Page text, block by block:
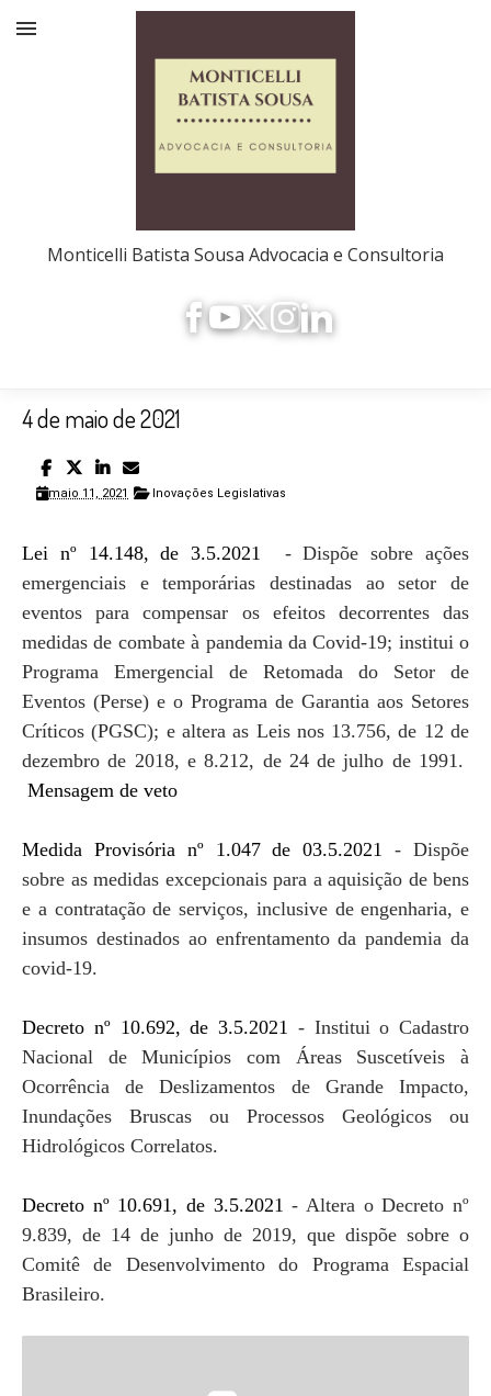
Monticelli Batista Sousa Advocacia e Consultoria
4 de maio de 2021
maio 11, 2021 Inovações Legislativas
Lei nº 14.148, de 3.5.2021 - Dispõe sobre ações
emergenciais e temporárias destinadas ao setor de
eventos para compensar os efeitos decorrentes das
medidas de combate à pandemia da Covid-19; institui o
Programa Emergencial de Retomada do Setor de
Eventos (Perse) e o Programa de Garantia aos Setores
Críticos (PGSC); e altera as Leis nos 13.756, de 12 de
dezembro de 2018, e 8.212, de 24 de julho de 1991.
Mensagem de veto
Medida Provisória nº 1.047 de 03.5.2021 - Dispõe
sobre as medidas excepcionais para a aquisição de bens
e a contratação de serviços, inclusive de engenharia, e
insumos destinados ao enfrentamento da pandemia da
covid-19.
Decreto nº 10.692, de 3.5.2021 - Institui o Cadastro
Nacional de Municípios com Áreas Suscetíveis à
Ocorrência de Deslizamentos de Grande Impacto,
Inundações Bruscas ou Processos Geológicos ou
Hidrológicos Correlatos.
Decreto nº 10.691, de 3.5.2021 - Altera o Decreto nº
9.839, de 14 de junho de 2019, que dispõe sobre o
Comitê de Desenvolvimento do Programa Espacial
Brasileiro.